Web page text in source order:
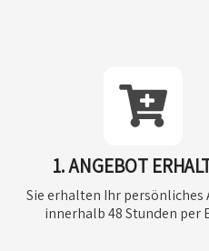
1. ANGEBOT
Sie erhalten Ihr persönliches
innerhalb 48 Stunden per